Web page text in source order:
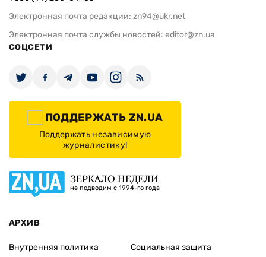
Электронная почта редакции: zn94@ukr.net
Электронная почта службы новостей: editor@zn.ua
СОЦСЕТИ
ПОДДЕРЖАТЬ ZN.UA
Поддержать независимую
журналистику!
ЗЕРКАЛО НЕДЕЛИ
не подводим с 1994-го года
АРХИВ
Внутренняя политика
Социальная защита